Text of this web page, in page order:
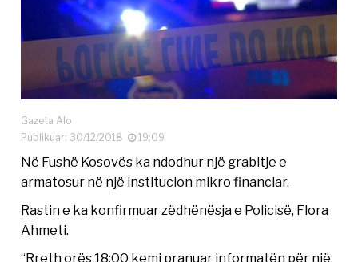
Gazeta Alo
Publikuar: 30/12/2018
19:09
Në Fushë Kosovës ka ndodhur një grabitje e
armatosur në një institucion mikro financiar.
Rastin e ka konfirmuar zëdhënësja e Policisë, Flora
Ahmeti.
“Rreth orës 18:00 kemi pranuar informatën për një